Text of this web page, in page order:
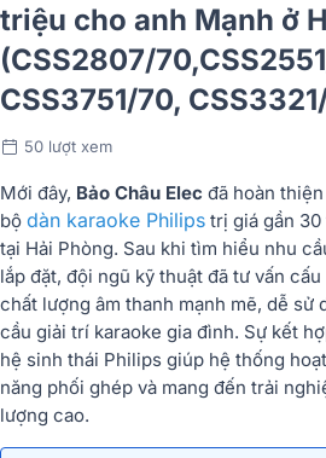
triệu cho anh Mạnh ở
(CSS2807/
CSS3751/70,
50 lượt xem
Mới đây, Bảo Châu Elec đã hoàn
bộ dàn karaoke Philips trị giá gần
tại Hải Phòng. Sau khi tìm hiểu nhu
lắp đặt, đội ngũ kỹ thuật đã tư vấn
chất lượng âm thanh mạnh mẽ, dễ sử
cầu giải trí karaoke gia đình. Sự kết
hệ sinh thái Philips giúp hệ thống
năng phối ghép và mang đến trải
lượng cao.